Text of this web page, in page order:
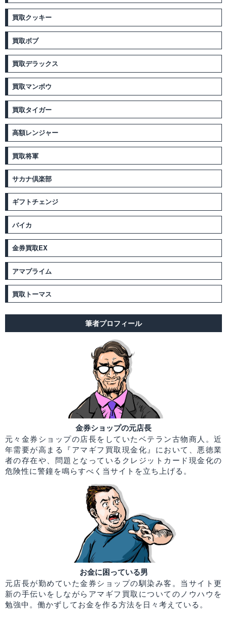
買取クッキー
買取ボブ
買取デラックス
買取マンボウ
買取タイガー
高額レンジャー
買取将軍
サカナ倶楽部
ギフトチェンジ
バイカ
金券買取EX
アマプライム
買取トーマス
筆者プロフィール
金券ショップの元店長
元々金券ショップの店長をしていたベテラン古物商人。近
年需要が高まる『アマギフ買取現金化』において、悪徳業
者の存在や、問題となっているクレジットカード現金化の
危険性に警鐘を鳴らすべく当サイトを立ち上げる。
お金に困っている男
元店長が勤めていた金券ショップの馴染み客。当サイト更
新の手伝いをしながらアマギフ買取についてのノウハウを
勉強中。働かずしてお金を作る方法を日々考えている。